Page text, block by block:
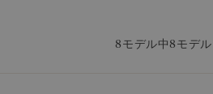
8モデル中8モデル